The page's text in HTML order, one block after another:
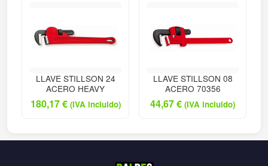
LLAVE STILLSON 24
ACERO HEAVY
180,17€ (IVA incluido)
LLAVE STILLSON 08
ACERO 70356
44,67€ (IVA incluido)